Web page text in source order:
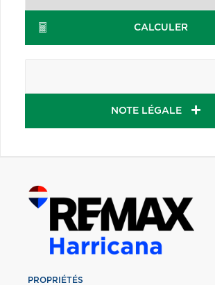
CALCULER
NOTE LÉGALE
PROPRIÉTÉS